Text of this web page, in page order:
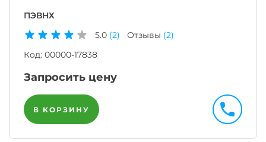
ПЭВНХ
5.0 (2) Отзывы (2)
Код: 00000-17838
Запросить цену
В КОРЗИНУ